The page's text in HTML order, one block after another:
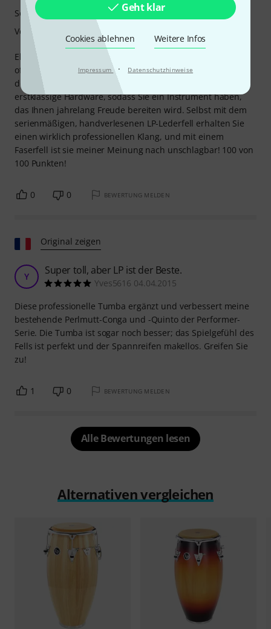
Geht klar
Cookies ablehnen Weitere Infos
Impressum · Datenschutzhinweise
Elite-Conga mit fantastischem Klang! Alle Bass-Sounds –
offen, gedämpft, Slap usw. – klingen unglaublich. Neben
der hervorragenden Verarbeitung verfügt sie über
erstklassige Hardware, sodass Sie ein Instrument haben,
das Ihnen jahrelang Freude bereiten wird. Selbst mit dem
serienmäßigen, handverlesenen LP-Lederfell erhalten Sie
einen wirklich professionellen Klang, und mit einem
Faserfell ist sie meiner Meinung nach unschlagbar! 100 von
100 Punkten!
Sound
Verarbeitung
0 0 BEWERTUNG MELDEN
Original zeigen
Y Super toll, aber LP ist der Beste.
Yves5616 04.04.2015
Diese professionelle Tumba ergänzt und verbessert meine
bestehende Perlmutt-Conga und -Quinto der Performer-
Serie. Die Tumba ist sogar noch besser; das Spielgefühl des
Fells ist perfekt und der Spannreifen makellos. Greifen Sie
zu!
1 0 BEWERTUNG MELDEN
Alle Bewertungen lesen
Alternativen vergleichen